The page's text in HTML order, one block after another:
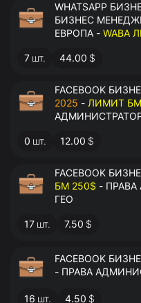
WHATSAPP
БИЗНЕС
ЕВРОПА - WABA
ПРИВЯЗКЕ ДО 2
7 шт. 44.00 $
FACEBOOK
2025 - ЛИМИТ БМ
0 шт. 12.00 $
FACEBOOK
БМ 250$ -
ГЕО
17 шт. 7.50 $
FACEBOOK
- ПРАВА
16 шт. 4.50 $